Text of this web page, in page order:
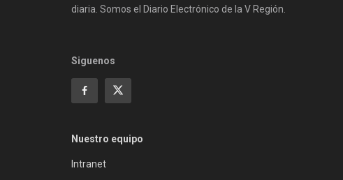
diaria. Somos el Diario Electrónico de la V Región.
Siguenos
Nuestro equipo
Intranet